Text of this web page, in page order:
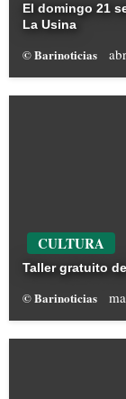
El domingo 21
La Usina
© Barinoticias
CULTURA
Taller gratuito
© Barinoticias